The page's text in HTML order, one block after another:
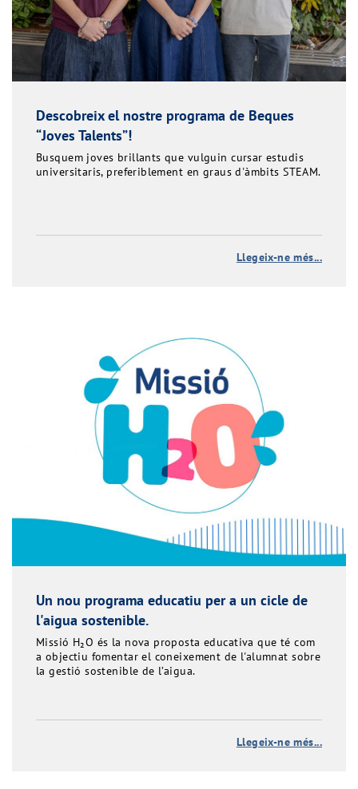
Descobreix el nostre programa de Beques
“Joves Talents”!
Busquem joves brillants que vulguin cursar estudis
universitaris, preferiblement en graus d'àmbits STEAM.
Llegeix-ne més...
Un nou programa educatiu per a un cicle de
l'aigua sostenible.
Missió H₂O és la nova proposta educativa que té com
a objectiu fomentar el coneixement de l'alumnat sobre
la gestió sostenible de l’aigua.
Llegeix-ne més...